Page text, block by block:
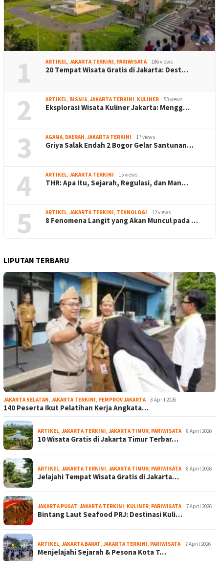
1 ARTIKEL, JAKARTA TERKINI, PARIWISATA 186 views
20 Tempat Wisata Gratis di Jakarta: Dest…
2 ARTIKEL, BISNIS, JAKARTA TERKINI, KULINER 53 views
Eksplorasi Wisata Kuliner Jakarta: Mengg…
3 AGAMA, DAERAH, JAKARTA TERKINI 17 views
Griya Salak Endah 2 Bogor Gelar Santunan…
4 ARTIKEL, JAKARTA TERKINI 15 views
THR: Apa Itu, Sejarah, Regulasi, dan Man…
5 ARTIKEL, JAKARTA TERKINI, TEKNOLOGI 12 views
8 Fenomena Langit yang Akan Muncul pada …
LIPUTAN TERBARU
JAKARTA SELATAN, JAKARTA TERKINI, PEMPROV JAKARTA 8 April 2026
140 Peserta Ikut Pelatihan Kerja Angkata…
ARTIKEL, JAKARTA TERKINI, JAKARTA TIMUR, PARIWISATA 8 April 2026
10 Wisata Gratis di Jakarta Timur Terbar…
ARTIKEL, JAKARTA TERKINI, JAKARTA TIMUR, PARIWISATA 8 April 2026
Jelajahi Tempat Wisata Gratis di Jakarta…
JAKARTA PUSAT, JAKARTA TERKINI, KULINER, PARIWISATA 7 April 2026
Bintang Laut Seafood PRJ: Destinasi Kuli…
ARTIKEL, JAKARTA BARAT, JAKARTA TERKINI, PARIWISATA 7 April 2026
Menjelajahi Sejarah & Pesona Kota T…